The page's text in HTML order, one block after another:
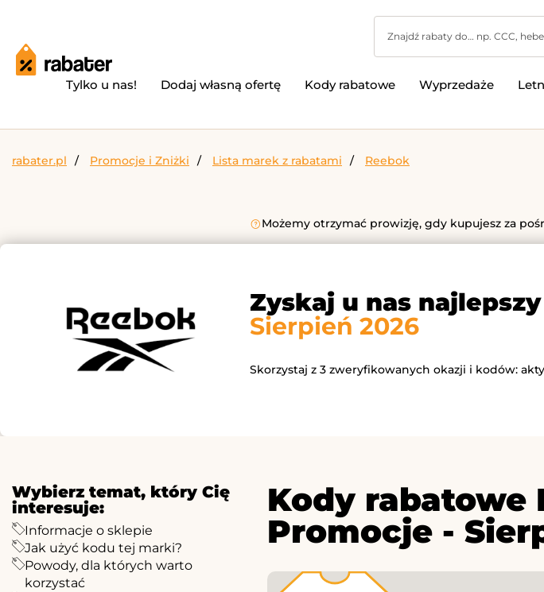
Tylko u nas! Dodaj własną ofertę Kody rabatowe Wyprzedaże
rabater.pl Promocje i Zniżki Lista marek z rabatami Reebok
Możemy otrzymać prowizję, gdy kupujesz za
Zyskaj u nas
Sierpień 2026
Skorzystaj z 3 zweryfikowanych okazji i kodów:
Wybierz temat, który Cię
interesuje:
Informacje o sklepie
Jak użyć kodu tej marki?
Powody, dla których warto
korzystać
Kody rabatowe
Promocje -